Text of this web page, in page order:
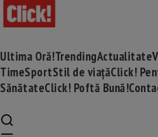
Ultima Oră!TrendingActualitate
TimeSportStil de viațăClick!
SănătateClick! Poftă Bună!